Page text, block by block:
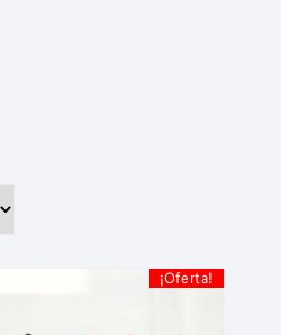
¡Oferta!